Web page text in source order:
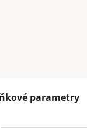
parametry